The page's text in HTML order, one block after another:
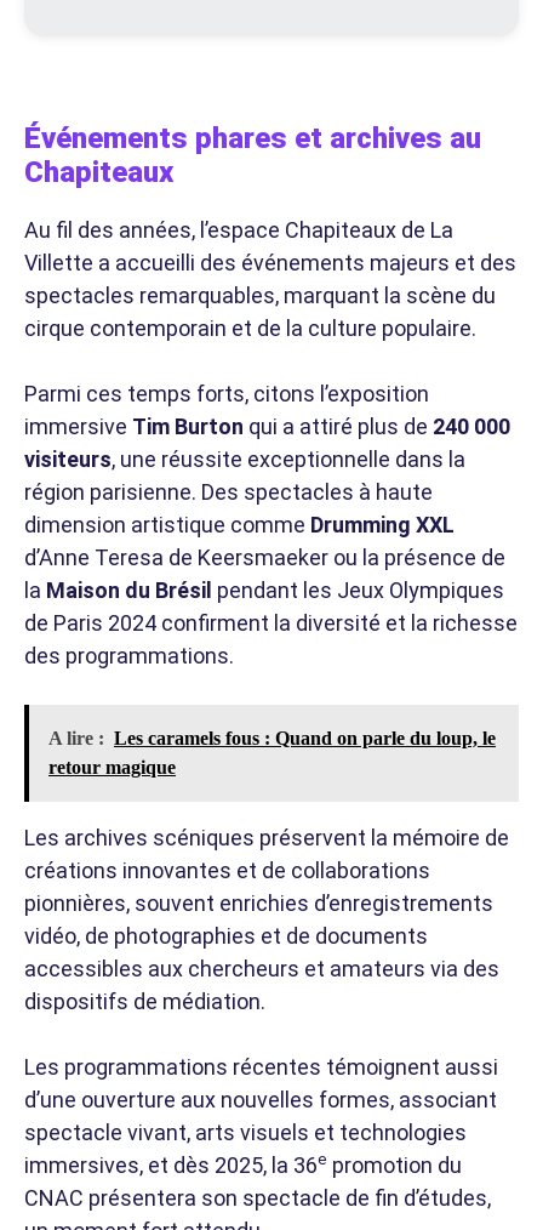
Événements phares et archives au
Chapiteaux
Au fil des années, l’espace Chapiteaux de La
Villette a accueilli des événements majeurs et des
spectacles remarquables, marquant la scène du
cirque contemporain et de la culture populaire.
Parmi ces temps forts, citons l’exposition
immersive Tim Burton qui a attiré plus de 240 000
visiteurs, une réussite exceptionnelle dans la
région parisienne. Des spectacles à haute
dimension artistique comme Drumming XXL
d’Anne Teresa de Keersmaeker ou la présence de
la Maison du Brésil pendant les Jeux Olympiques
de Paris 2024 confirment la diversité et la richesse
des programmations.
A lire : Les caramels fous : Quand on parle du loup, le
retour magique
Les archives scéniques préservent la mémoire de
créations innovantes et de collaborations
pionnières, souvent enrichies d’enregistrements
vidéo, de photographies et de documents
accessibles aux chercheurs et amateurs via des
dispositifs de médiation.
Les programmations récentes témoignent aussi
d’une ouverture aux nouvelles formes, associant
spectacle vivant, arts visuels et technologies
immersives, et dès 2025, la 36e promotion du
CNAC présentera son spectacle de fin d’études,